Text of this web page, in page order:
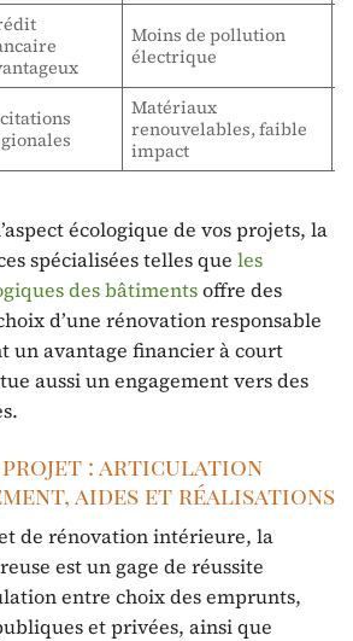
Moins de pollution
électrique
Matériaux
renouvelables, faible
impact
écologique de vos projets, la
spécialisées telles que les
des bâtimentsoffre des
d’une rénovation responsable
un avantage financier à court
aussi un engagement vers des
projet : articulation
aides et réalisations
de rénovation intérieure, la
est un gage de réussite
entre choix des emprunts,
et privées, ainsi que